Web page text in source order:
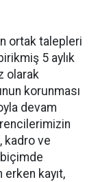
ortak talepleri
5 aylık
olarak
korunması
devam
kadro ve
biçimde
kayıt,